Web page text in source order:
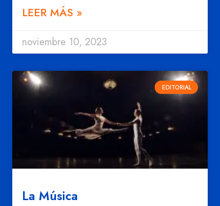
LEER MÁS »
noviembre 10, 2023
EDITORIAL
La Música